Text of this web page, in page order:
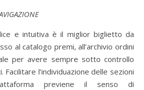
e intuitiva è il miglior biglietto da
al catalogo premi, all’archivio ordini
per avere sempre sotto controllo
l’individuazione delle sezioni
previene il senso di